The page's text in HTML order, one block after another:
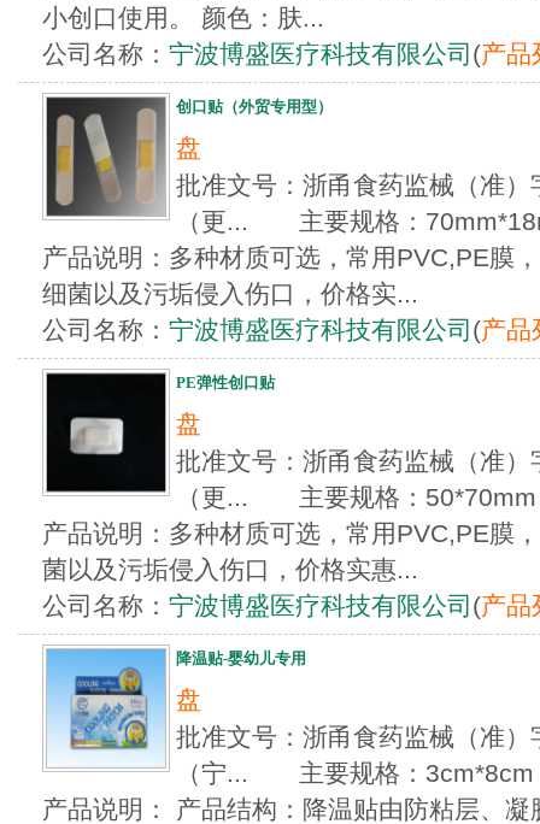
小创口使用。 颜色：肤...
公司名称： 宁波博盛医疗科技有限公司 (产品
创口贴（外贸专用型）
盘
批准文号：浙甬食药监械（准
（更... 主要规格：
产品说明：多种材质可选，常用PVC,PE膜
细菌以及污垢侵入伤口，价格实...
公司名称： 宁波博盛医疗科技有限公司 (产品
PE弹性创口贴
盘
批准文号：浙甬食药监械（准
（更... 主要规格：50*70mm
产品说明：多种材质可选，常用PVC,PE膜
菌以及污垢侵入伤口，价格实惠...
公司名称： 宁波博盛医疗科技有限公司 (产品
降温贴-婴幼儿专用
盘
批准文号：浙甬食药监械（准
（宁... 主要规格：3cm*8cm
产品说明： 产品结构：降温贴由防粘层、